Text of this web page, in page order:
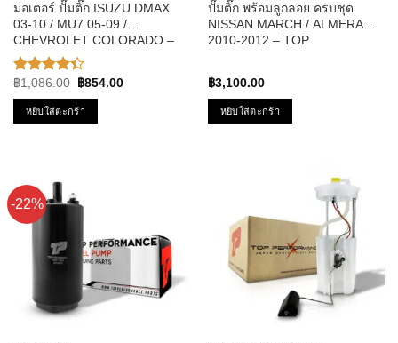
มอเตอร์ ปั๊มติ๊ก ISUZU DMAX
03-10 / MU7 05-09 /
CHEVROLET COLORADO –
TOP PERFORMANCE JAPAN
– TPFI-201 – ปั้มติ๊ก ดีแม็ก
ให้
คะแนน
4.33
ตั้งแต่ 1-5
฿1,086.00
Original
was:
฿1,086.00.
฿854.00Current
หยิบใส่ตะกร้า
ปั๊มติ๊ก พร้อมลูกลอย ครบชุด
NISSAN MARCH / ALMERA
2010-2012 – TOP
ร่า
฿3,100.00
หยิบใส่ตะกร้า
-22%